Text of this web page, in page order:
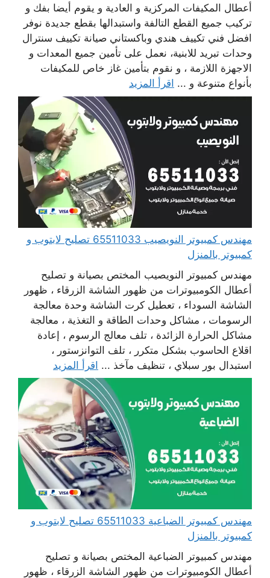
أعطال المكيفات المركزية و العادية و يقوم أيضا بفك و
تركيب جميع القطع التالفة واستبدالها بقطع جديدة نوفر
افضل فني تكييف هندي وباكستاني صيانة تكييف سنترال
وحدات تبريد للابنية، نعمل على تأمين جميع المعدات و
الاجهزة اللازمة ، و نقوم بتأمين غاز خاص للمكيفات
بأنواع متنوعة و ... اقرأ المزيد
مهندس كمبيوتر النويصيب 65511033 تصليح لابتوب و
كمبيوتر بالمنزل
مهندس كمبيوتر النويصيب المختص بصيانة و تصليح
أعطال الكومبيوترات من ظهور الشاشة الزرقاء ، ظهور
الشاشة السوداء ، تعطيل كرت الشاشة وحدة معالجة
الرسومات ، مشاكل وحدات الطاقة و التغذية ، معالجة
مشاكل الحرارة الزائدة ، تلف معالج الرسوم ، إعادة
اقلاع الحاسوب بشكل متكرر ، تلف التوانزستور ،
استبدال بور سبلاي ، تنظيف مآخذ ... اقرأ المزيد
مهندس كمبيوتر الضباعية 65511033 تصليح لابتوب و
كمبيوتر بالمنزل
مهندس كمبيوتر الضباعية المختص بصيانة و تصليح
أعطال الكومبيوترات من ظهور الشاشة الزرقاء ، ظهور